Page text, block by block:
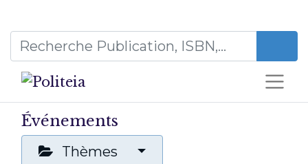
Événements
Thèmes